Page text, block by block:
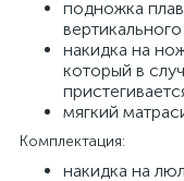
подножка
накидка на
который в
мягкий
Комплектация:
накидка на